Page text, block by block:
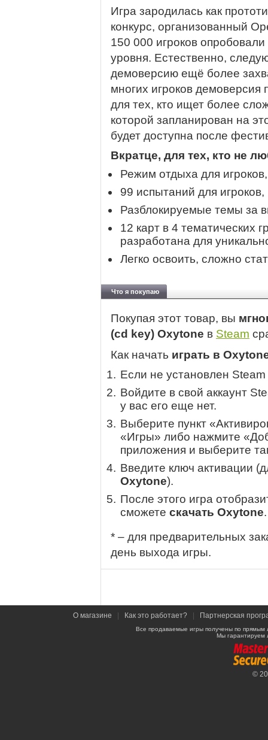
Игра зародилась как
конкурс, организованный
150 000 игроков
уровня. Естественно,
демоверсию ещё более
многих игроков
для тех, кто ищет более
которой запланирован на
будет доступна после
Вкратце, для тех, кто не
Режим отдыха для
99 испытаний для
Разблокируемые темы за
12 карт в 4 тематических
разработана для
Легко освоить, сложно
Что я покупаю
Покупая этот товар, вы
(cd key) Oxytone в Steam
Как начать играть в
Если не установлен
Войдите в свой аккаунт
у вас его еще нет.
Выберите пункт
«Игры» либо нажмите
приложения и выберите
Введите ключ активации
Oxytone).
После этого игра
сможете скачать Oxytone.
* – для предварительных
день выхода игры.
О магазине Как это работает? Партнерская
Все продаваемые игры получены по
Мы гарантируем
©